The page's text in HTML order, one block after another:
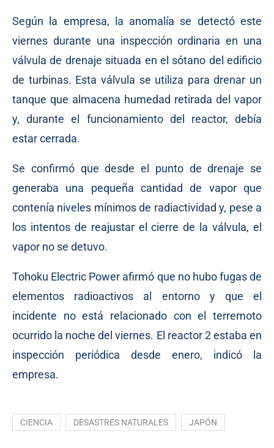
Según la empresa, la anomalía se detectó este
viernes durante una inspección ordinaria en una
válvula de drenaje situada en el sótano del edificio
de turbinas. Esta válvula se utiliza para drenar un
tanque que almacena humedad retirada del vapor
y, durante el funcionamiento del reactor, debía
estar cerrada.
Se confirmó que desde el punto de drenaje se
generaba una pequeña cantidad de vapor que
contenía niveles mínimos de radiactividad y, pese a
los intentos de reajustar el cierre de la válvula, el
vapor no se detuvo.
Tohoku Electric Power afirmó que no hubo fugas de
elementos radioactivos al entorno y que el
incidente no está relacionado con el terremoto
ocurrido la noche del viernes. El reactor 2 estaba en
inspección periódica desde enero, indicó la
empresa.
CIENCIA DESASTRES NATURALES JAPÓN